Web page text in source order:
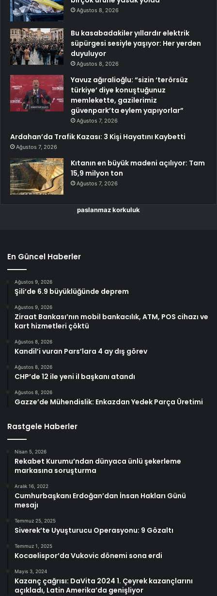
Ağustos 8, 2026
Bu kasabadakiler yıllardır elektrik
süpürgesi sesiyle yaşıyor: Her yerden
duyuluyor
Ağustos 8, 2026
Yavuz ağıralioğlu: “sizin ‘terörsüz
türkiye’ diye konuştuğunuz
memlekette, gazilerimiz
güvenpark’ta eylem yapıyorlar”
Ağustos 7, 2026
Ardahan’da Trafik Kazası: 3 Kişi Hayatını Kaybetti
Ağustos 7, 2026
Kıtanın en büyük madeni açılıyor: Tam
15,9 milyon ton
Ağustos 7, 2026
paslanmaz korkuluk
En Güncel Haberler
Ağustos 9, 2026
Şili’de 6.9 büyüklüğünde deprem
Ağustos 9, 2026
Ziraat Bankası’nın mobil bankacılık, ATM, POS cihazı ve
kart hizmetleri çöktü
Ağustos 8, 2026
Kandil’i vuran Pars’lara 4 ay dış görev
Ağustos 8, 2026
CHP’de 12 ile yeni il başkanı atandı
Ağustos 8, 2026
Gazze’de Mühendislik: Enkazdan Yedek Parça Üretimi
Rastgele Haberler
Nisan 5, 2026
Rekabet Kurumu’ndan dünyaca ünlü şekerleme
markasına soruşturma
Aralık 16, 2022
Cumhurbaşkanı Erdoğan’dan İnsan Hakları Günü
mesajı
Temmuz 25, 2025
Siverek’te Uyuşturucu Operasyonu: 9 Gözaltı
Temmuz 1, 2025
Kocaelispor’da Vukovic dönemi sona erdi
Mayıs 3, 2024
Kazanç çağrısı: DaVita 2024 1. Çeyrek kazançlarını
açıkladı, Latin Amerika’da genişliyor